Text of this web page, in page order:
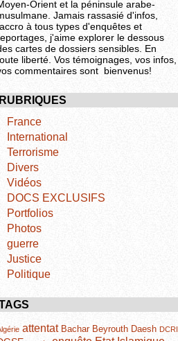
Orient et la péninsule arabe-
Jamais rassasié d'infos,
accro à tous types d'enquêtes et
j'aime explorer le dessous
cartes de dossiers sensibles. En
liberté. Vos témoignages, vos infos,
commentaires sont bienvenus!
RUBRIQUES
France
International
Terrorisme
Divers
Vidéos
DOCS EXCLUSIFS
Portfolios
Photos
guerre
Justice
Politique
attentat Bachar Beyrouth Daesh DCRI